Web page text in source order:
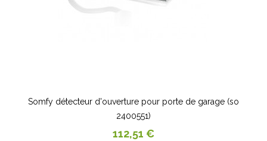
Somfy détecteur d'ouverture pour porte de garage (so
2400551)
Prix
112,51 €